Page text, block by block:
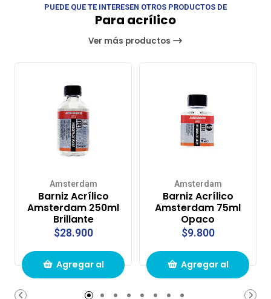
PUEDE QUE TE INTERESEN OTROS PRODUCTOS DE
Para acrílico
Ver más productos
Amsterdam
Barniz Acrílico
Amsterdam 250ml
Brillante
$28.900
Agregar al
carrito de
Amsterdam
Barniz Acrílico
Amsterdam 75ml
Opaco
$9.800
Agregar al
carrito de